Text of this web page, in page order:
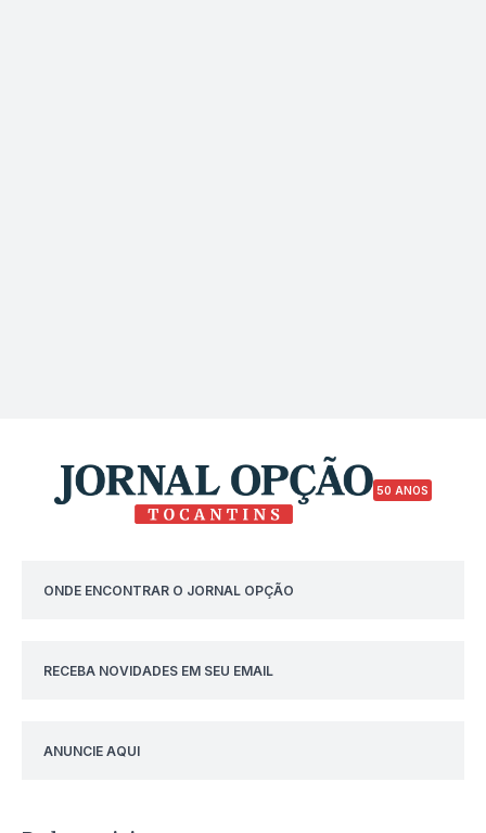
50 ANOS
ONDE ENCONTRAR O JORNAL OPÇÃO
RECEBA NOVIDADES EM SEU EMAIL
ANUNCIE AQUI